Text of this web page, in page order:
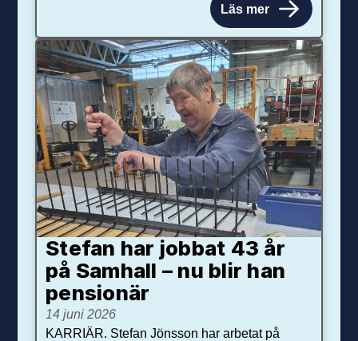
Läs mer
Stefan har jobbat 43 år
på Samhall – nu blir han
pensionär
14 juni 2026
KARRIÄR. Stefan Jönsson har arbetat på